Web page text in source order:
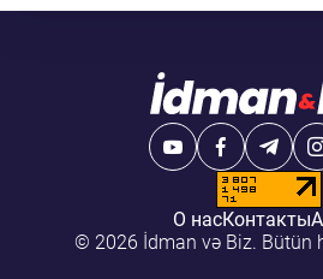
О насКонтакты
© 2026 İdman və Biz. Bütün